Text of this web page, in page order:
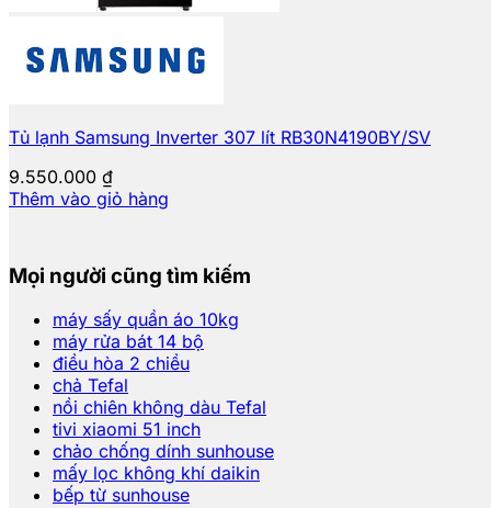
Tủ lạnh Samsung Inverter 307 lít RB30N4190BY/SV
9.550.000 ₫
Thêm vào giỏ hàng
Mọi người cũng tìm kiếm
máy sấy quần áo 10kg
máy rửa bát 14 bộ
điều hòa 2 chiều
chả Tefal
nồi chiên không dàu Tefal
tivi xiaomi 51 inch
chảo chống dính sunhouse
mấy lọc không khí daikin
bếp từ sunhouse